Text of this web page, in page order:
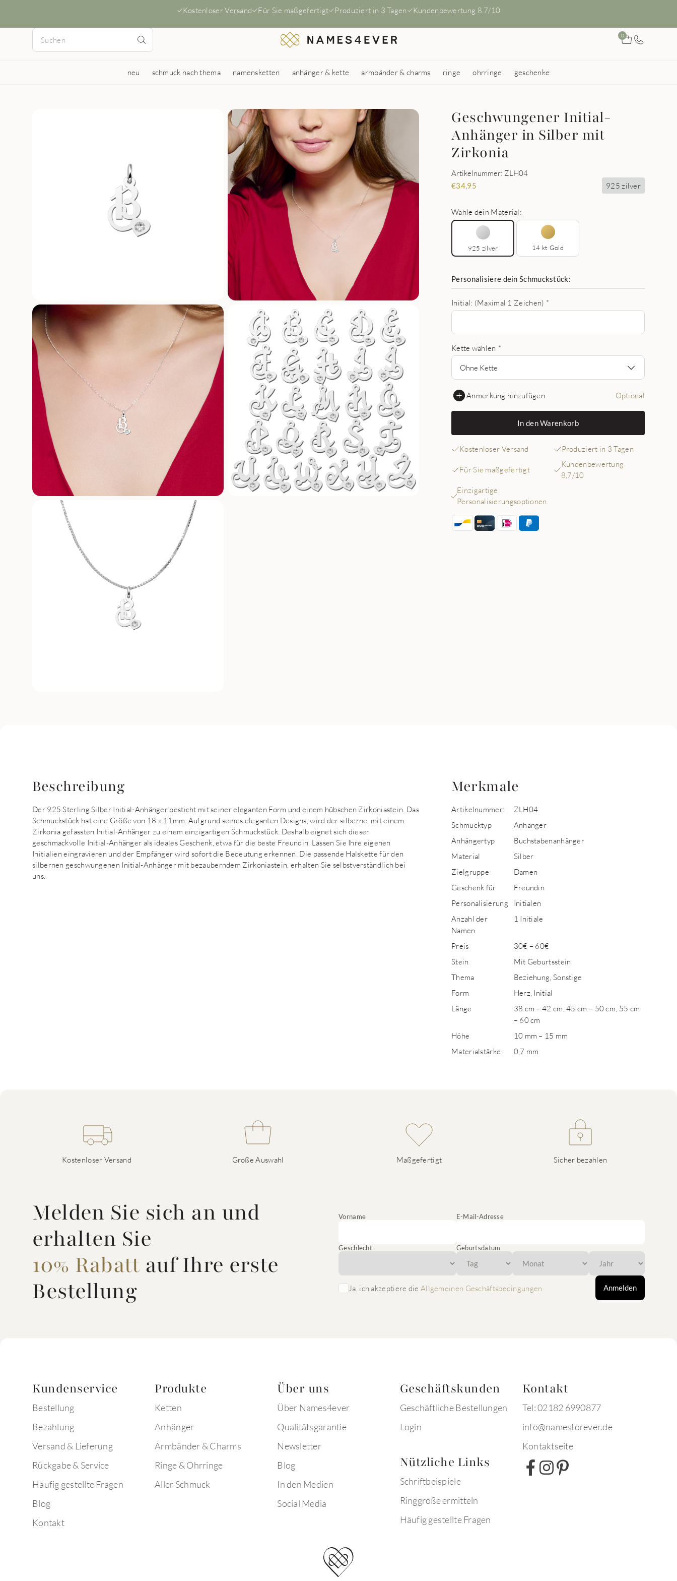
Kostenloser Versand Für Sie maßgefertigt Produziert in 3 Tagen Kundenbewertung 8.7/10
0
neu schmuck nach thema namensketten anhänger & kette armbänder & charms ringe ohrringe geschenke
Geschwungener Initial-
Anhänger in Silber mit
Zirkonia
Artikelnummer: ZLH04
€34,95 925 zilver
Wähle dein Material:
925 zilver 14 kt Gold
Personalisiere dein Schmuckstück:
Initial: (Maximal 1 Zeichen) *
Kette wählen *
Ohne Kette
Anmerkung hinzufügen Optional
In den Warenkorb
Kostenloser Versand Produziert in 3 Tagen
Für Sie maßgefertigt
Kundenbewertung
8,7/10
Einzigartige
Personalisierungsoptionen
Beschreibung
Der 925 Sterling Silber Initial-Anhänger besticht mit seiner eleganten Form und einem hübschen Zirkoniastein. Das
Schmuckstück hat eine Größe von 18 x 11mm. Aufgrund seines eleganten Designs, wird der silberne, mit einem
Zirkonia gefassten Initial-Anhänger zu einem einzigartigen Schmuckstück. Deshalb eignet sich dieser
geschmackvolle Initial-Anhänger als ideales Geschenk, etwa für die beste Freundin. Lassen Sie Ihre eigenen
Initialien eingravieren und der Empfänger wird sofort die Bedeutung erkennen. Die passende Halskette für den
silbernen geschwungenen Initial-Anhänger mit bezauberndem Zirkoniastein, erhalten Sie selbstverständlich bei
uns.
Merkmale
Artikelnummer:
ZLH04
Schmucktyp
Anhänger
Anhängertyp
Buchstabenanhänger
Material
Silber
Zielgruppe
Damen
Geschenk für
Freundin
Personalisierung
Initialen
Anzahl der
Namen
1 Initiale
Preis
30€ – 60€
Stein
Mit Geburtsstein
Thema
Beziehung, Sonstige
Form
Herz, Initial
Länge
38 cm – 42 cm, 45 cm – 50 cm, 55 cm
– 60 cm
Höhe
10 mm – 15 mm
Materialstärke
0,7 mm
Kostenloser Versand Große Auswahl Maßgefertigt Sicher bezahlen
Melden Sie sich an und
erhalten Sie
10% Rabattauf Ihre erste
Bestellung
Vorname E-Mail-Adresse
Geschlecht Geburtsdatum
Ja, ich akzeptiere die Allgemeinen Geschäftsbedingungen Anmelden
Kundenservice
Bestellung
Bezahlung
Versand & Lieferung
Rückgabe & Service
Häufig gestellte Fragen
Blog
Kontakt
Produkte
Ketten
Anhänger
Armbänder & Charms
Ringe & Ohrringe
Aller Schmuck
Über uns
Über Names4ever
Qualitätsgarantie
Newsletter
Blog
In den Medien
Social Media
Geschäftskunden
Geschäftliche Bestellungen
Login
Nützliche Links
Schriftbeispiele
Ringgröße ermitteln
Häufig gestellte Fragen
Kontakt
Tel: 02182 6990877
info@namesforever.de
Kontaktseite